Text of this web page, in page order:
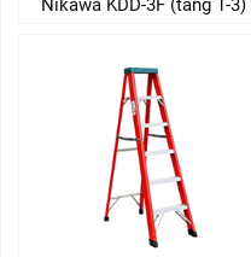
Nikawa KDD-3F (tầng 1-3)